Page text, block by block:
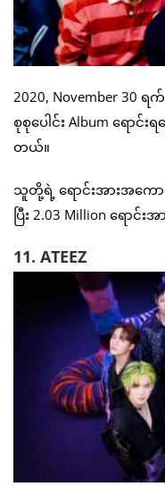
2020, November 30 ရ
စုစုပေါင်း Album ရောင်
တယ်။
သူတို့ရဲ့ ရောင်းအားအကောင်
ပြီး 2.03 Million ရောင်း
11. ATEEZ